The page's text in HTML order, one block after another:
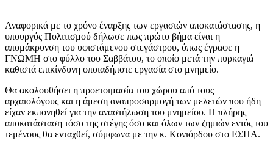
Αναφορικά με το χρόνο έναρξης των εργασιών αποκατάστασης, η
υπουργός Πολιτισμού δήλωσε πως πρώτο βήμα είναι η
απομάκρυνση του υφιστάμενου στεγάστρου, όπως έγραφε η
ΓΝΩΜΗ στο φύλλο του Σαββάτου, το οποίο μετά την πυρκαγιά
καθιστά επικίνδυνη οποιαδήποτε εργασία στο μνημείο.
Θα ακολουθήσει η προετοιμασία του χώρου από τους
αρχαιολόγους και η άμεση αναπροσαρμογή των μελετών που ήδη
είχαν εκπονηθεί για την αναστήλωση του μνημείου. Η πλήρης
αποκατάσταση τόσο της στέγης όσο και όλων των ζημιών εντός του
τεμένους θα ενταχθεί, σύμφωνα με την κ. Κονιόρδου στο ΕΣΠΑ.